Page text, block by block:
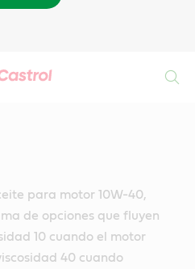
para motor 10W-40,
de opciones que fluyen
10 cuando el motor
40 cuando